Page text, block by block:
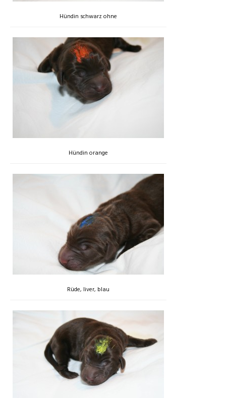
Hündin schwarz ohne
Hündin orange
Rüde, liver, blau